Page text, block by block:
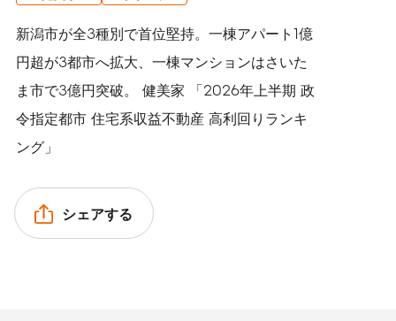
新潟市が全3種別で首位堅持。一棟アパート1億
円超が3都市へ拡大、一棟マンションはさいた
ま市で3億円突破。 健美家 「2026年上半期 政
令指定都市 住宅系収益不動産 高利回りランキ
ング」
シェアする